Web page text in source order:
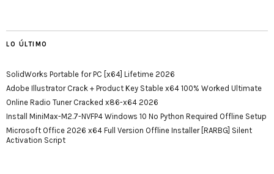
LO ÚLTIMO
SolidWorks Portable for PC [x64] Lifetime 2026
Adobe Illustrator Crack + Product Key Stable x64 100% Worked Ultimate
Online Radio Tuner Cracked x86-x64 2026
Install MiniMax-M2.7-NVFP4 Windows 10 No Python Required Offline Setup
Microsoft Office 2026 x64 Full Version Offline Installer [RARBG] Silent
Activation Script